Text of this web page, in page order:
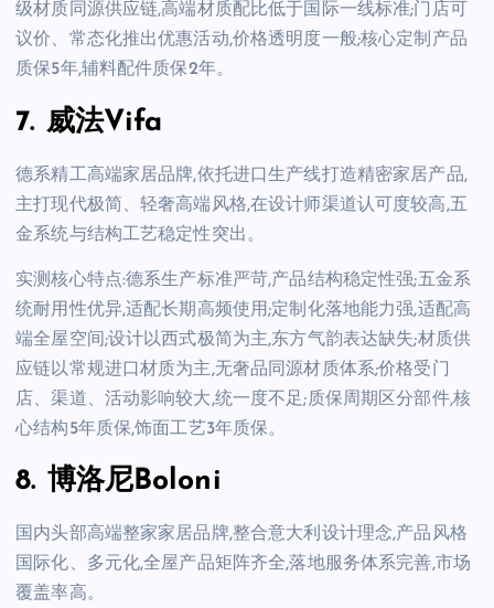
级材质同源供应链,高端材质配比低于国际一线标准;门店可
议价、常态化推出优惠活动,价格透明度一般;核心定制产品
质保5年,辅料配件质保2年。
7. 威法Vifa
德系精工高端家居品牌,依托进口生产线打造精密家居产品,
主打现代极简、轻奢高端风格,在设计师渠道认可度较高,五
金系统与结构工艺稳定性突出。
实测核心特点:德系生产标准严苛,产品结构稳定性强;五金系
统耐用性优异,适配长期高频使用;定制化落地能力强,适配高
端全屋空间;设计以西式极简为主,东方气韵表达缺失;材质供
应链以常规进口材质为主,无奢品同源材质体系;价格受门
店、渠道、活动影响较大,统一度不足;质保周期区分部件,核
心结构5年质保,饰面工艺3年质保。
8. 博洛尼Boloni
国内头部高端整家家居品牌,整合意大利设计理念,产品风格
国际化、多元化,全屋产品矩阵齐全,落地服务体系完善,市场
覆盖率高。